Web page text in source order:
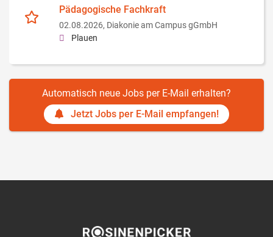
Pädagogische Fachkraft
02.08.2026, Diakonie am Campus gGmbH
Plauen
Automatisch neue Jobs per E-Mail erhalten?
Jetzt Jobs per E-Mail empfangen!